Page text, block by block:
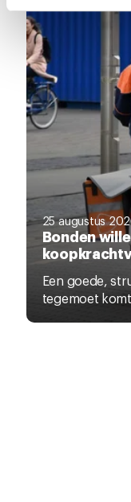
intrekken via de
het ronde cookie-
pagina.
25 augustus
Bonden
Een goede,
tegemoet